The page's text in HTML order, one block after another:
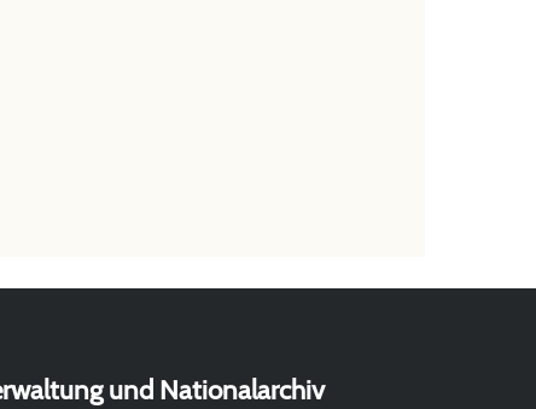
und Nationalarchiv